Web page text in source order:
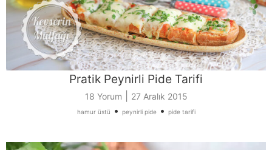
Pratik Peynirli Pide Tarifi
18 Yorum 27 Aralık 2015
hamur üstü • peynirli pide• pide tarifi